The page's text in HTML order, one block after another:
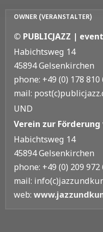
OWNER (VERANSTALTER)
© PUBLICJAZZ |
Habichtsweg 14
45894 Gelsenkirchen
phone: +49 (0) 178 810
mail:
UND
Verein zur Förderung
Habichtsweg 14
45894 Gelsenkirchen
phone: +49 (0) 209 972
mail:
web: